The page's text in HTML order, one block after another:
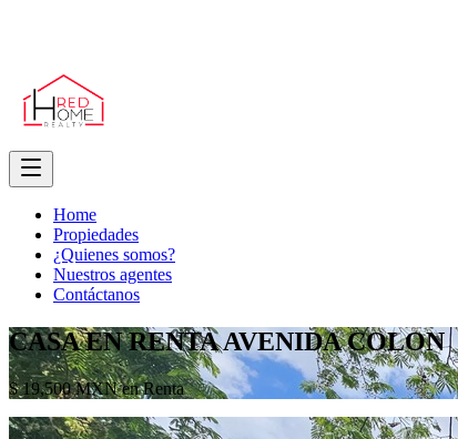
Home
Propiedades
¿Quienes somos?
Nuestros agentes
Contáctanos
CASA EN RENTA AVENIDA COLON
$ 19,500 MXN en Renta